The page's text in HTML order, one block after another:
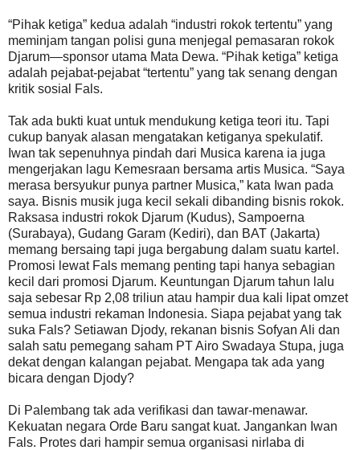
“Pihak ketiga” kedua adalah “industri rokok tertentu” yang
meminjam tangan polisi guna menjegal pemasaran rokok
Djarum—sponsor utama Mata Dewa. “Pihak ketiga” ketiga
adalah pejabat-pejabat “tertentu” yang tak senang dengan
kritik sosial Fals.
Tak ada bukti kuat untuk mendukung ketiga teori itu. Tapi
cukup banyak alasan mengatakan ketiganya spekulatif.
Iwan tak sepenuhnya pindah dari Musica karena ia juga
mengerjakan lagu Kemesraan bersama artis Musica. “Saya
merasa bersyukur punya partner Musica,” kata Iwan pada
saya. Bisnis musik juga kecil sekali dibanding bisnis rokok.
Raksasa industri rokok Djarum (Kudus), Sampoerna
(Surabaya), Gudang Garam (Kediri), dan BAT (Jakarta)
memang bersaing tapi juga bergabung dalam suatu kartel.
Promosi lewat Fals memang penting tapi hanya sebagian
kecil dari promosi Djarum. Keuntungan Djarum tahun lalu
saja sebesar Rp 2,08 triliun atau hampir dua kali lipat omzet
semua industri rekaman Indonesia. Siapa pejabat yang tak
suka Fals? Setiawan Djody, rekanan bisnis Sofyan Ali dan
salah satu pemegang saham PT Airo Swadaya Stupa, juga
dekat dengan kalangan pejabat. Mengapa tak ada yang
bicara dengan Djody?
Di Palembang tak ada verifikasi dan tawar-menawar.
Kekuatan negara Orde Baru sangat kuat. Jangankan Iwan
Fals. Protes dari hampir semua organisasi nirlaba di